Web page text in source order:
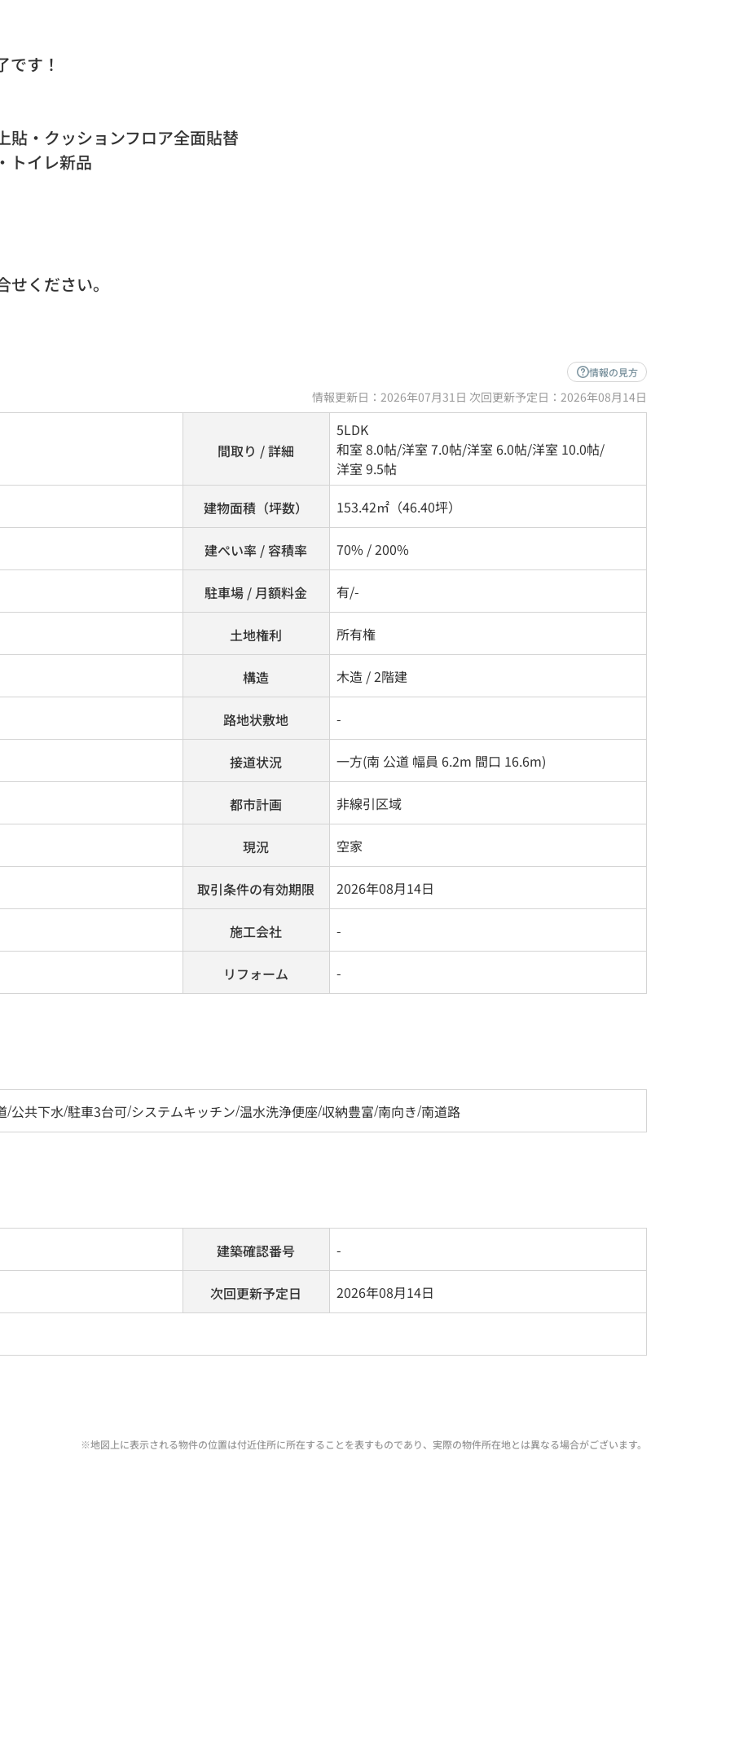
す！
・クッションフロア全面貼替
トイレ新品
ください。
情報の見方
情報更新日：2026年07月31日 次回更新予定日：2026年08月14日
間取り / 詳細
5LDK
和室 8.0帖/洋室 7.0帖/洋室 6.0帖/洋室 10.0帖/
洋室 9.5帖
建物面積（坪数）
153.42㎡（46.40坪）
建ぺい率 / 容積率 70% / 200%
駐車場 / 月額料金 有/-
土地権利 所有権
構造 木造 / 2階建
路地状敷地 -
接道状況 一方(南 公道 幅員 6.2m 間口 16.6m)
都市計画 非線引区域
現況 空家
取引条件の有効期限 2026年08月14日
施工会社 -
リフォーム -
/公共下水/駐車3台可/システムキッチン/温水洗浄便座/収納豊富/南向き/南道路
建築確認番号 -
次回更新予定日 2026年08月14日
※地図上に表示される物件の位置は付近住所に所在することを表すものであり、実際の物件所在地とは異なる場合がございます。